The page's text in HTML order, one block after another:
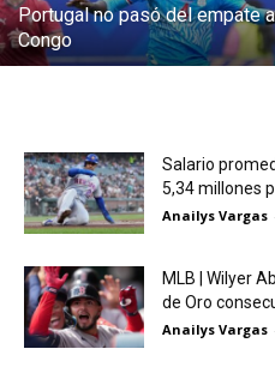
Portugal no pasó del empate
Congo
Salario
5,34 millones
Anailys Vargas
MLB | Wilyer
de Oro
Anailys Vargas